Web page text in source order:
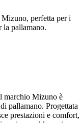
perfetta per i
la pallamano.
marchio Mizuno è
pallamano. Progettata
prestazioni e comfort,